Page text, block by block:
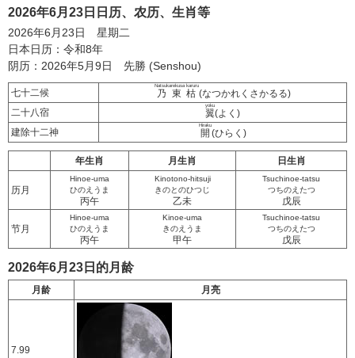
2026年6月23日日历、农历、生肖等
2026年6月23日 星期二
日本日历：令和8年
阴历：2026年5月9日 先勝 (Senshou)
七十二候 乃東枯
Natsukarekusa karuru
(なつかれくさかるる)
二十八宿
翼
yoku
(よく)
建除十二神
開
Hiraku
(ひらく)
年生肖 月生肖 日生肖
历月
Hinoe-uma
ひのえうま
丙午
Kinotono-hitsuji
きのとのひつじ
乙未
Tsuchinoe-tatsu
つちのえたつ
戊辰
节月
Hinoe-uma
ひのえうま
丙午
Kinoe-uma
きのえうま
甲午
Tsuchinoe-tatsu
つちのえたつ
戊辰
2026年6月23日的月龄
月龄 月亮
7.99